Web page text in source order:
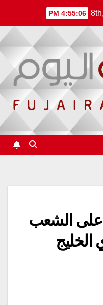
4:55:07 PM
على الشعب